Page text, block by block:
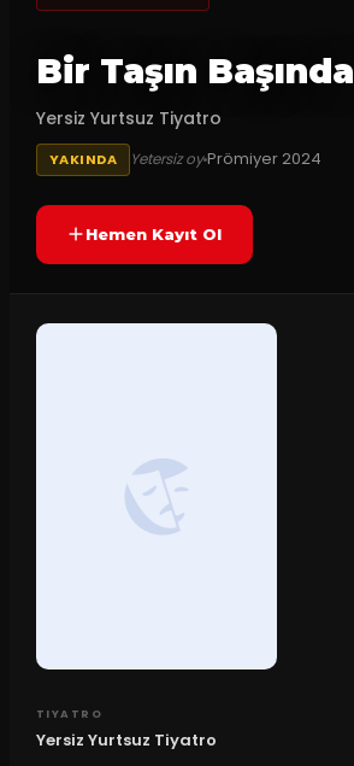
Bir Taşın Başında
Yersiz Yurtsuz Tiyatro
YAKINDA Yetersiz oyPrömiyer 2024
Hemen Kayıt Ol
TIYATRO
Yersiz Yurtsuz Tiyatro